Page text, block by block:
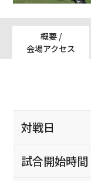
概要 /
会場アクセス
対戦日
試合開始時間